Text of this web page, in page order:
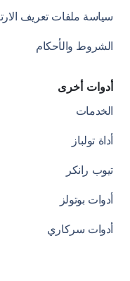
سياسة ملفات تعريف
الشروط والأحكام
أدوات أخرى
الخدمات
أداة تولباز
تيوب رانكر
أدوات بوتولز
أدوات سركاري